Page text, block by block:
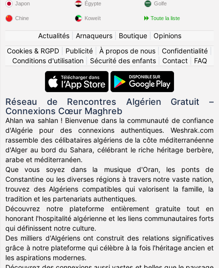
Japon
Chine
Égypte
Koweït
Golfe
Toute la liste
Actualités| Arnaqueurs| Boutique| Opinions
Cookies & RGPD
Publicité À propos de nous Confidentialité
Conditions d'utilisation| Sécurité des enfants| Contact| FAQ
Réseau de Rencontres Algérien Gratuit –
Connexions Cœur Maghreb
Ahlan wa sahlan ! Bienvenue dans la communauté de confiance
d'Algérie pour des connexions authentiques. Weshrak.com
rassemble des célibataires algériens de la côte méditerranéenne
d'Alger au bord du Sahara, célébrant le riche héritage berbère,
arabe et méditerranéen.
Que vous soyez dans la musique d'Oran, les ponts de
Constantine ou les diverses régions à travers notre vaste nation,
trouvez des Algériens compatibles qui valorisent la famille, la
tradition et les partenariats authentiques.
Découvrez notre plateforme entièrement gratuite tout en
honorant l'hospitalité algérienne et les liens communautaires forts
qui définissent notre culture.
Des milliers d'Algériens ont construit des relations significatives
grâce à notre plateforme qui célèbre à la fois l'héritage ancien et
les aspirations modernes.